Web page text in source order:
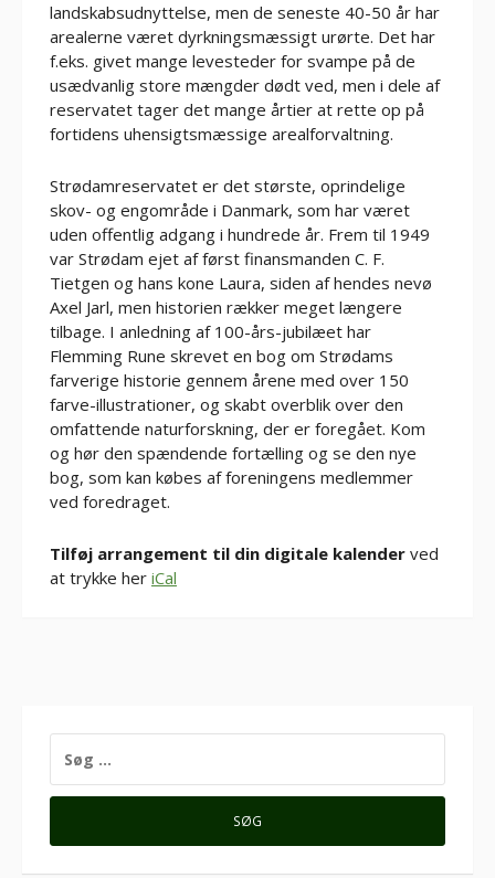
landskabsudnyttelse, men de seneste 40-50 år har
arealerne været dyrkningsmæssigt urørte. Det har
f.eks. givet mange levesteder for svampe på de
usædvanlig store mængder dødt ved, men i dele af
reservatet tager det mange årtier at rette op på
fortidens uhensigtsmæssige arealforvaltning.
Strødamreservatet er det største, oprindelige
skov- og engområde i Danmark, som har været
uden offentlig adgang i hundrede år. Frem til 1949
var Strødam ejet af først finansmanden C. F.
Tietgen og hans kone Laura, siden af hendes nevø
Axel Jarl, men historien rækker meget længere
tilbage. I anledning af 100-års-jubilæet har
Flemming Rune skrevet en bog om Strødams
farverige historie gennem årene med over 150
farve-illustrationer, og skabt overblik over den
omfattende naturforskning, der er foregået. Kom
og hør den spændende fortælling og se den nye
bog, som kan købes af foreningens medlemmer
ved foredraget.
Tilføj arrangement til din digitale kalender ved
at trykke her iCal
EFTER: